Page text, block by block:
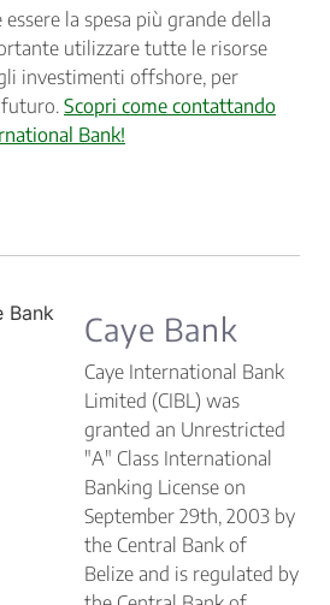
la spesa più grande della
utilizzare tutte le risorse
investimenti offshore, per
Scopri come contattando
Bank!
Caye Bank
Caye International Bank
Limited (CIBL) was
granted an Unrestricted
"A" Class International
Banking License on
September 29th, 2003 by
the Central Bank of
Belize and is regulated by